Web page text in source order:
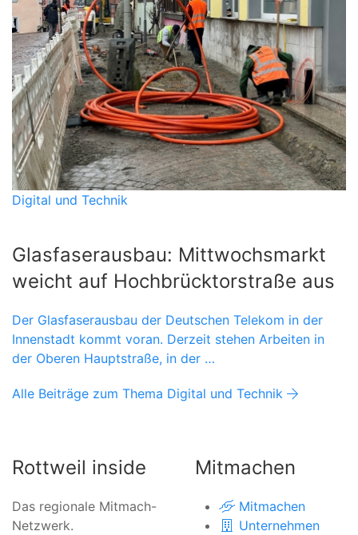
Digital und Technik
Glasfaserausbau: Mittwochsmarkt
weicht auf Hochbrücktorstraße aus
Der Glasfaserausbau der Deutschen Telekom in der
Innenstadt kommt voran. Derzeit stehen Arbeiten in
der Oberen Hauptstraße, in der …
Alle Beiträge zum Thema Digital und Technik
Rottweil inside
Das regionale Mitmach-
Netzwerk.
Mitmachen
Mitmachen
Unternehmen